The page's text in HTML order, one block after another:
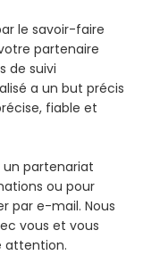
le savoir-faire
partenaire
de suivi
a un but précis
fiable et
un partenariat
ou pour
par e-mail. Nous
vous et vous
attention.